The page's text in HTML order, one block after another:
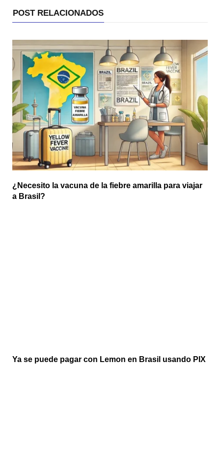
POST RELACIONADOS
¿Necesito la vacuna de la fiebre amarilla para viajar
a Brasil?
Ya se puede pagar con Lemon en Brasil usando PIX